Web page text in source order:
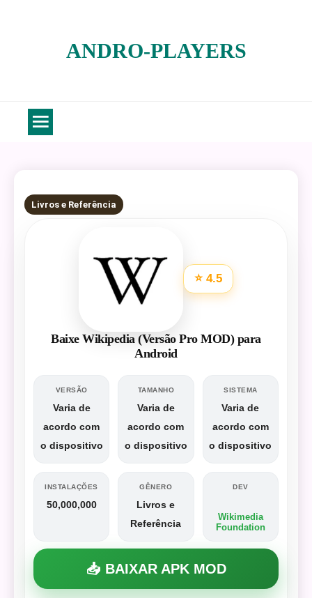
ANDRO-PLAYERS
6 MINS READ
Livros e Referência
⭐ 4.5
Baixe Wikipedia (Versão Pro MOD) para
Android
VERSÃO
Varia de
acordo com
o dispositivo
TAMANHO
Varia de
acordo com
o dispositivo
SISTEMA
Varia de
acordo com
o dispositivo
INSTALAÇÕES
50,000,000
GÊNERO
Livros e
Referência
DEV
Wikimedia
Foundation
📥 BAIXAR APK MOD